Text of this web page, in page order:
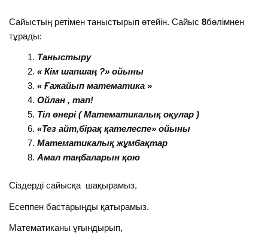
Сайыстың ретімен таныстырып өтейін. Сайыс8бөлімнен
тұрады:
Таныстыру
« Кім шапшаң ?» ойыны
« Ғажайып математика »
Ойлан , тап!
Тіл өнері ( Математикалық оқулар )
«Тез айт,бірақ қателеспе» ойыны
Математикалық жұмбақтар
Амал таңбаларын қою
Сіздерді сайысқа шақырамыз,
Есеппен бастарыңды қатырамыз.
Математиканы ұғындырып,